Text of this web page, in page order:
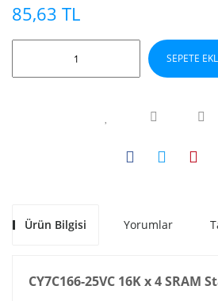
85,63 TL
SEPETE
Ürün Bilgisi Yorumlar
CY7C166-25VC 16K x 4 SRAM